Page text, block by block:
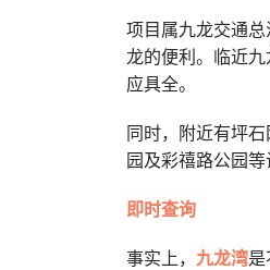
项目属九龙交通
龙的便利。临近
应具全。
同时，附近有坪
园及彩禧路公园等
即时查询
事实上， 九龙湾是